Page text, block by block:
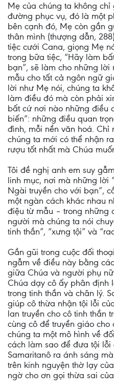
Mẹ của chúng ta không
đường phục vụ, đó là một
bên cạnh đó, Mẹ còn gần
thân mình (thượng dẫn,
tiệc cưới Cana, giọng Mẹ
trong bữa tiệc, “Hãy làm
bạn”, sẽ làm cho những
mẫu cho tất cả ngôn ngữ
lời như Mẹ nói, chúng ta
làm điều đó mà còn phải
bất cứ nơi nào những điều
biến”: những điều quan
đình, mỗi nền văn hoá. Chỉ
chúng ta mới có thể nhận
rượu tốt nhất mà Chúa
Tôi đề nghị anh em suy
linh mục, nơi mà những lời
Ngài truyền cho với bạn”,
một ngàn cách khác nhau
điệu từ mẫu – trong những
người mà chúng ta nói
tinh thần”, “xưng tội” và
Gần gũi trong cuộc đối
ngẫm về điều này bằng
giữa Chúa và người phụ
Chúa dạy cô ấy phân định
trong tinh thần và chân lý.
giúp cô thừa nhận tội lỗi
lan truyền cho cô tinh thần
cùng cô để truyền giáo
chúng ta một mô hình về
cách làm sao để đưa tội
Samaritanô ra ánh sáng
trên kinh nguyện thờ lạy
ngờ cho ơn gọi thừa sai